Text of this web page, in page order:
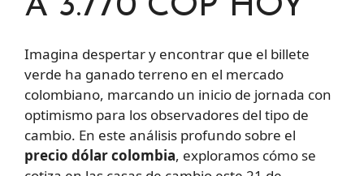
A 3.770 COP HOY
Imagina despertar y encontrar que el billete
verde ha ganado terreno en el mercado
colombiano, marcando un inicio de jornada con
optimismo para los observadores del tipo de
cambio. En este análisis profundo sobre el
precio dólar colombia, exploramos cómo se